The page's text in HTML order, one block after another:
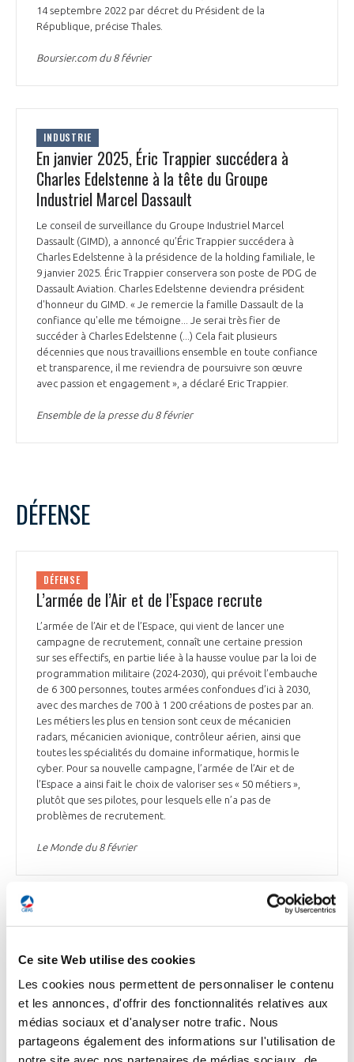
Ce site Web utilise des cookies
Les cookies nous permettent de personnaliser le contenu
et les annonces, d'offrir des fonctionnalités relatives aux
médias sociaux et d'analyser notre trafic. Nous
partageons également des informations sur l'utilisation de
14 septembre 2022 par décret du Président de la
République, précise Thales.
Boursier.com du 8 février
INDUSTRIE
En janvier 2025, Éric Trappier succédera à
Charles Edelstenne à la tête du Groupe
Industriel Marcel Dassault
Le conseil de surveillance du Groupe Industriel Marcel
Dassault (GIMD), a annoncé qu’Éric Trappier succédera à
Charles Edelstenne à la présidence de la holding familiale, le
9 janvier 2025. Éric Trappier conservera son poste de PDG de
Dassault Aviation. Charles Edelstenne deviendra président
d'honneur du GIMD. « Je remercie la famille Dassault de la
confiance qu'elle me témoigne... Je serai très fier de
succéder à Charles Edelstenne (...) Cela fait plusieurs
décennies que nous travaillions ensemble en toute confiance
et transparence, il me reviendra de poursuivre son œuvre
avec passion et engagement », a déclaré Eric Trappier.
Ensemble de la presse du 8 février
DÉFENSE
DÉFENSE
L’armée de l’Air et de l’Espace recrute
L’armée de l’Air et de l’Espace, qui vient de lancer une
campagne de recrutement, connaît une certaine pression
sur ses effectifs, en partie liée à la hausse voulue par la loi de
programmation militaire (2024-2030), qui prévoit l’embauche
de 6 300 personnes, toutes armées confondues d’ici à 2030,
avec des marches de 700 à 1 200 créations de postes par an.
Les métiers les plus en tension sont ceux de mécanicien
radars, mécanicien avionique, contrôleur aérien, ainsi que
toutes les spécialités du domaine informatique, hormis le
cyber. Pour sa nouvelle campagne, l’armée de l’Air et de
l’Espace a ainsi fait le choix de valoriser ses « 50 métiers »,
plutôt que ses pilotes, pour lesquels elle n’a pas de
problèmes de recrutement.
Le Monde du 8 février
ENVIRONNEMENT
ENVIRONNEMENT
Décarbonation : Safran participe à une levée
de fonds d’Avnos, startup californienne